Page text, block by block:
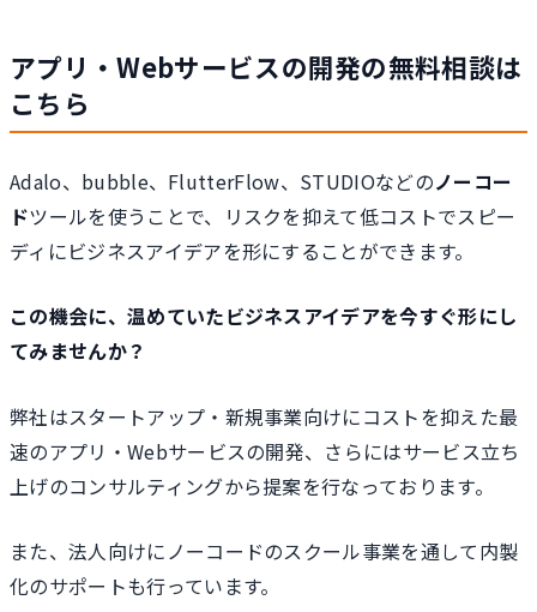
アプリ・Webサービスの開発の無料相談は
こちら
Adalo、bubble、FlutterFlow、STUDIOなどのノーコー
ドツールを使うことで、リスクを抑えて低コストでスピー
ディにビジネスアイデアを形にすることができます。
この機会に、温めていたビジネスアイデアを今すぐ形にし
てみませんか？
弊社はスタートアップ・新規事業向けにコストを抑えた最
速のアプリ・Webサービスの開発、さらにはサービス立ち
上げのコンサルティングから提案を行なっております。
また、法人向けにノーコードのスクール事業を通して内製
化のサポートも行っています。